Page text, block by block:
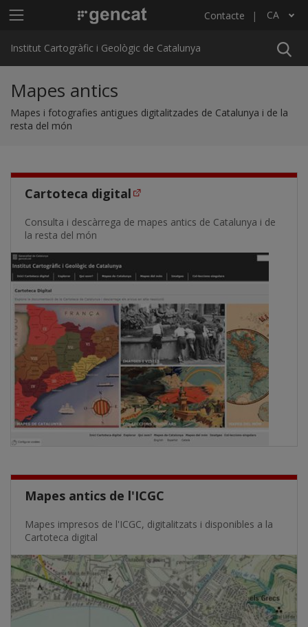
Menú principal ICGC Contacte CA
Llista les accions addicionals
Institut Cartogràfic i Geològic de Catalunya
Mapes antics
Mapes i fotografies antigues digitalitzades de Catalunya i de la
resta del món
Cartoteca digital
Consulta i descàrrega de mapes antics de Catalunya i de
la resta del món
Mapes antics de l'ICGC
Mapes impresos de l'ICGC, digitalitzats i disponibles a la
Cartoteca digital